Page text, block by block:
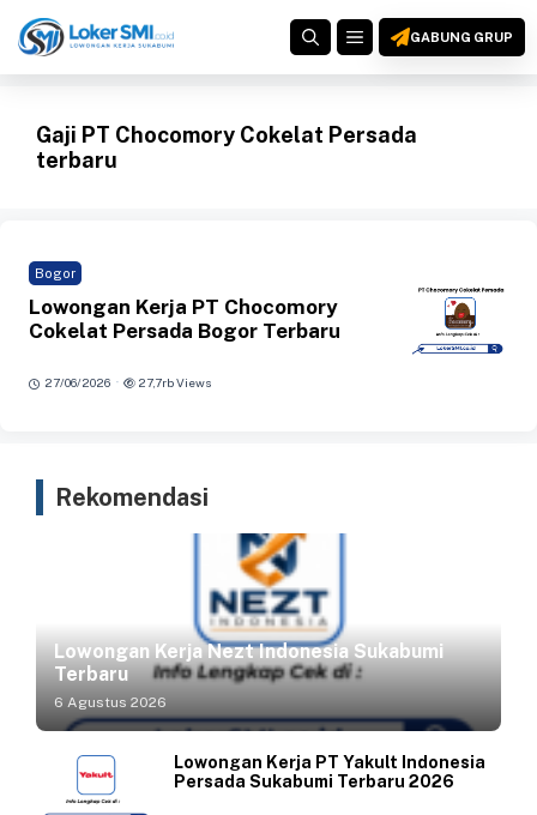
ke
MENUGABUNG GRUP
Gaji PT Chocomory Cokelat Persada
terbaru
Bogor
Lowongan Kerja PT Chocomory
Cokelat Persada Bogor Terbaru
27/06/2026 · 27,7rb Views
Rekomendasi
Lowongan Kerja Nezt Indonesia Sukabumi
Terbaru
6 Agustus 2026
Lowongan Kerja PT Yakult Indonesia
Persada Sukabumi Terbaru 2026